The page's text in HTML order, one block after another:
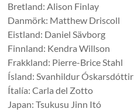
Bretland: Alison Finlay
Danmörk: Matthew Driscoll
Eistland: Daniel Sävborg
Finnland: Kendra Willson
Frakkland: Pierre-Brice Stahl
Ísland: Svanhildur Óskarsdóttir
Ítalía: Carla del Zotto
Japan: Tsukusu Jinn Itó